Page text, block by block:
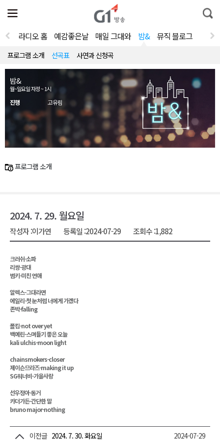
전
체
뉴
열
통
합
라디오 홈 예감좋은날 매일 그대와 밤& 뮤직 블로그
프로그램 소개 선곡표 사연과 신청곡
밤&
월~일요일 자정 ~ 1시
진행 고유림
프로그램 소개
2024. 7. 29. 월요일
작성자 :이가연 등록일 :2024-07-29 조회수 :1,882
크러쉬-소파
리쌍-광대
범키-미친 연애
알렉스-그대라면
에일리-첫 눈처럼 너에게 가겠다
존박-falling
폴킴-not over yet
백예린-스며들기 좋은 오늘
kali ulchis-moon light
chainsmokers-closer
제이슨므라즈-making it up
SG워너비-가을사랑
선우정아-동거
카더가든-간단한 말
bruno major-nothing
이전글 2024. 7. 30. 화요일 2024-07-29